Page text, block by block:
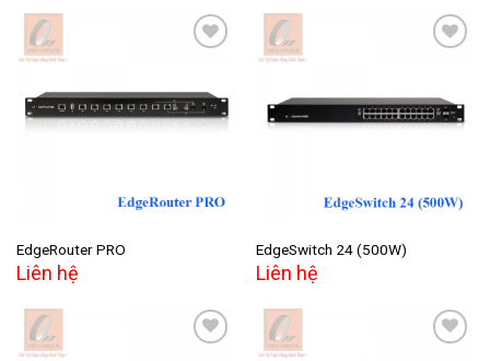
Add to
wishlist
EdgeRouter PRO
Liên hệ
Add to
wishlist
EdgeSwitch 24 (500W)
Liên hệ